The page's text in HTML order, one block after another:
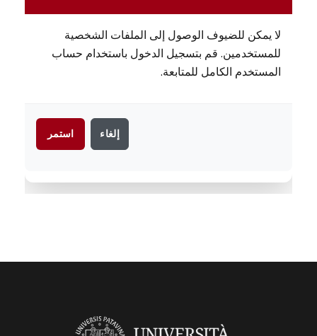
لا يمكن للضيوف الوصول إلى الملفات الشخصية
للمستخدمين. قم بتسجيل الدخول باستخدام حساب
المستخدم الكامل للمتابعة.
إلغاء استمر